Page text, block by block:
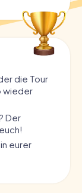
die Tour
wieder
Der
eurer